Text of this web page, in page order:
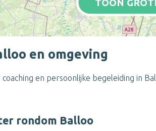
TOON
en omgeving
en persoonlijke begeleiding in
rondom Balloo